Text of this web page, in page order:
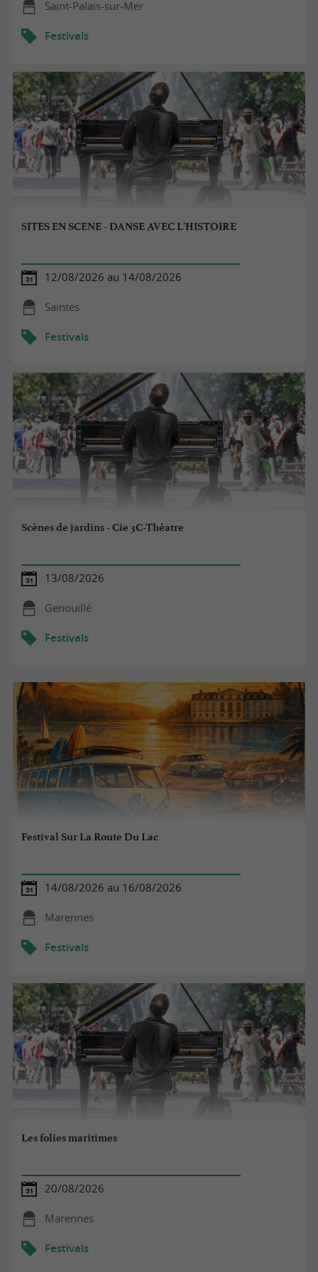
Saint-Palais-sur-Mer
Festivals
SITES EN SCENE - DANSE AVEC L'HISTOIRE
12/08/2026 au 14/08/2026
Saintes
Festivals
Scènes de jardins - Cie 3C-Théatre
13/08/2026
Genouillé
Festivals
Festival Sur La Route Du Lac
14/08/2026 au 16/08/2026
Marennes
Festivals
Les folies maritimes
20/08/2026
Marennes
Festivals